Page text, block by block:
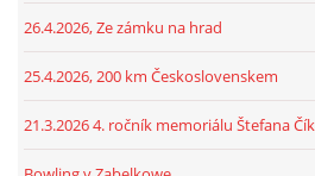
26.4.2026, Ze zámku na hrad
25.4.2026, 200 km Československem
21.3.2026 4. ročník memoriálu Štefana